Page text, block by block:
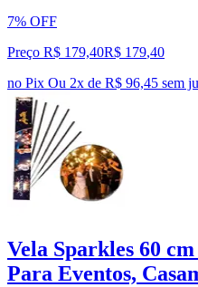
7% OFF
Preço R$ 179,40R$ 179,40
no Pix Ou 2x de R$ 96,45 sem
Vela Sparkles 60
Para Eventos,